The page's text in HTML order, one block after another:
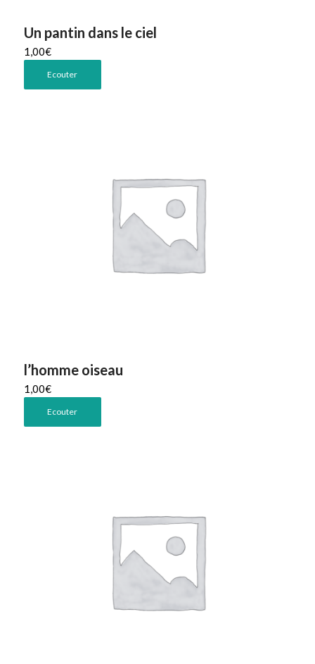
Un pantin dans le ciel
1,00€
Ecouter
l’homme oiseau
1,00€
Ecouter